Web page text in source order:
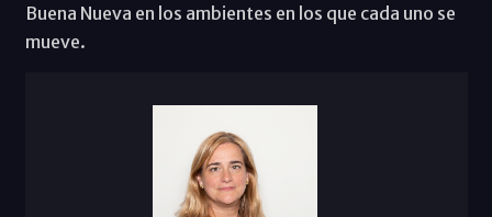
Buena Nueva en los ambientes en los que cada uno se
mueve.